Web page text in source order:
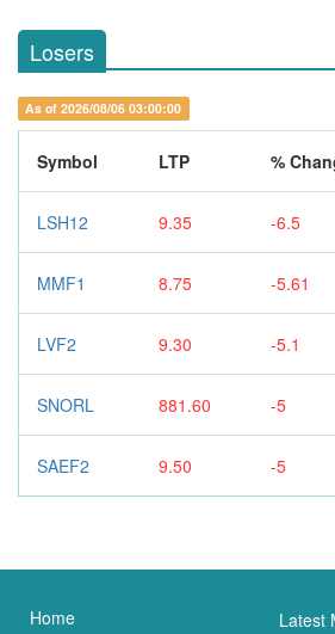
Losers
As of 2026/08/06 03:00:00
Symbol LTP %
LSH12 9.35 -6.5
MMF1 8.75 -5.61
LVF2 9.30 -5.1
SNORL 881.60 -5
SAEF2 9.50 -5
Home Latest